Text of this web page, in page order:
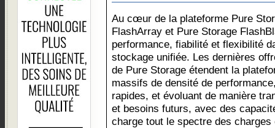
Au cœur de la plateforme Pure
FlashArray et Pure Storage
performance, fiabilité et flexibilité
stockage unifiée. Les dernières
de Pure Storage étendent la
massifs de densité de
rapides, et évoluant de manière
et besoins futurs, avec des
charge tout le spectre des charges